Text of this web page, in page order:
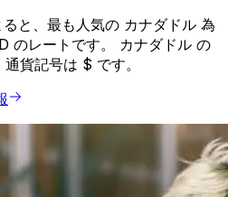
と、最も人気の カナダドル 為
のレートです。 カナダドル の
貨記号は $ です。